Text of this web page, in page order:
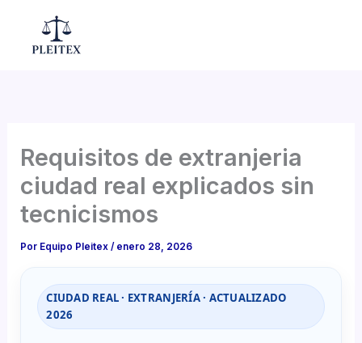
contenido
Requisitos de extranjeria
ciudad real explicados sin
tecnicismos
Por Equipo Pleitex/ enero 28, 2026
CIUDAD REAL · EXTRANJERÍA · ACTUALIZADO
2026